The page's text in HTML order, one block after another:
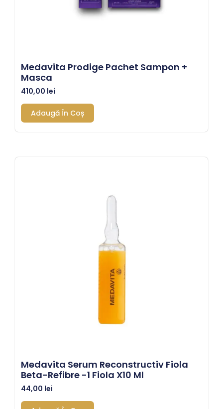
Medavita Prodige Pachet Sampon +
Masca
410,00 lei
Adaugă În Coș
Medavita Serum Reconstructiv Fiola
Beta-Refibre -1 Fiola X10 Ml
44,00 lei